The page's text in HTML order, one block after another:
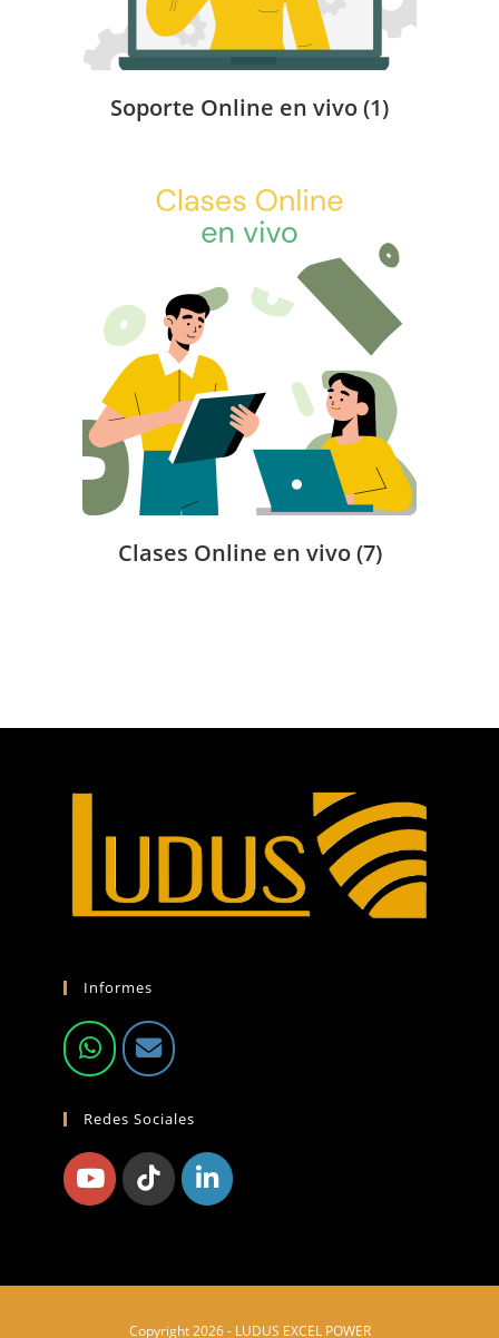
Soporte Online en vivo(1)
Clases Online en vivo(7)
Informes
Redes Sociales
Copyright 2026 - LUDUS EXCEL POWER